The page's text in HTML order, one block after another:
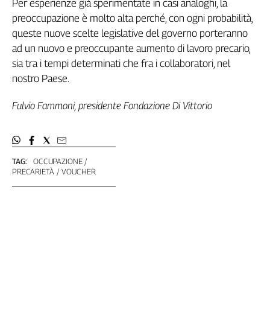
Work
in
Progress
L'Italia
nel
Abruzzo-
Molise
Alto
Adige
TAG:
OCCUPAZIONE
PRECARIETÀ
VOUCHER
Per esperienze già sperimentate in casi analoghi, la
preoccupazione è molto alta perché, con ogni probabilità,
queste nuove scelte legislative del governo porteranno
ad un nuovo e preoccupante aumento di lavoro precario,
sia tra i tempi determinati che fra i collaboratori, nel
nostro Paese.
Fulvio Fammoni, presidente Fondazione Di Vittorio